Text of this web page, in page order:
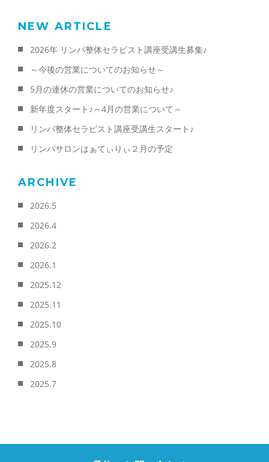
NEW ARTICLE
2026年 リンパ整体セラピスト講座受講生募集♪
～今後の営業についてのお知らせ～
5月の連休の営業についてのお知らせ♪
新年度スタート♪～4月の営業について～
リンパ整体セラピスト講座受講生スタート♪
リンパサロンはぁてぃりぃ２月の予定
ARCHIVE
2026.5
2026.4
2026.2
2026.1
2025.12
2025.11
2025.10
2025.9
2025.8
2025.7